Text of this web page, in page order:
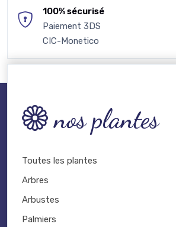
100% sécurisé
Paiement 3DS
CIC-Monetico
nos plantes
Toutes les plantes
Arbres
Arbustes
Palmiers